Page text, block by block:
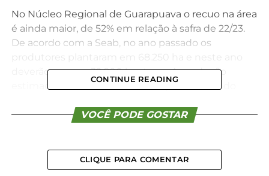
No Núcleo Regional de Guarapuava o recuo na área
é ainda maior, de 52% em relação à safra de 22/23.
De acordo com a Seab, no ano passado os
deverão semear 32.800 hectares. A produção
estimada é de 137.760 toneladas, 18% abaixo do
Já na Regional de Irati, a retração na área deve
deve produzir em 9.000 ha, contra 19.800 do ano
passado. Na produção, o recuo é de 38%, com
CONTINUE READING
VOCÊ PODE GOSTAR
CLIQUE PARA COMENTAR